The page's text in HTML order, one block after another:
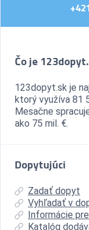
Čo je
123dopyt.sk je
ktorý využíva 81
Mesačne
ako 75 mil. €.
Dopytujúci
Zadať dopyt
Vyhľadať v
Informácie
Katalóg